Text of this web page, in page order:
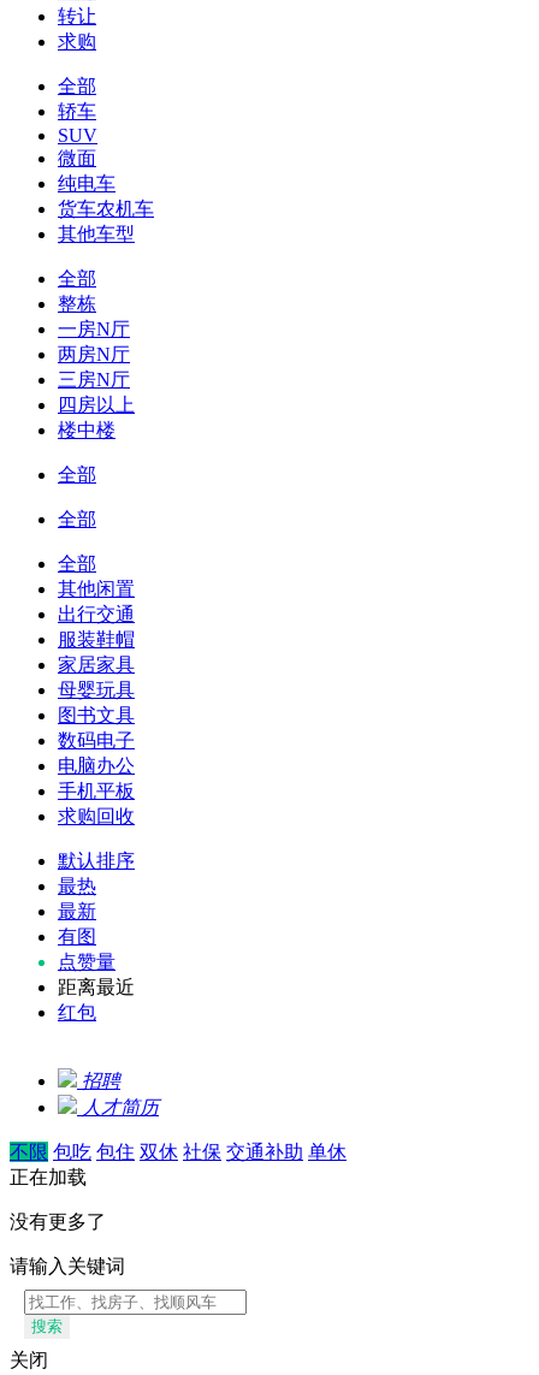
转让
求购
全部
轿车
SUV
微面
纯电车
货车农机车
其他车型
全部
整栋
一房N厅
两房N厅
三房N厅
四房以上
楼中楼
全部
全部
全部
其他闲置
出行交通
服装鞋帽
家居家具
母婴玩具
图书文具
数码电子
电脑办公
手机平板
求购回收
默认排序
最热
最新
有图
点赞量
距离最近
红包
招聘
人才简历
不限 包吃 包住 双休 社保 交通补助 单休
正在加载
没有更多了
请输入关键词
搜索
关闭